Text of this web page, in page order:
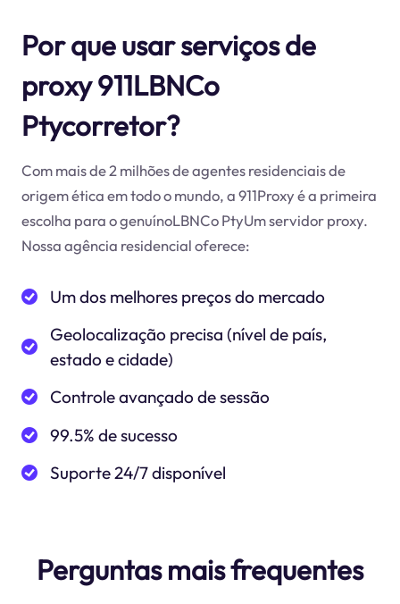
Por que usar serviços de
proxy 911LBNCo
Ptycorretor?
Com mais de 2 milhões de agentes residenciais de
origem ética em todo o mundo, a 911Proxy é a primeira
escolha para o genuínoLBNCo PtyUm servidor proxy.
Nossa agência residencial oferece:
Um dos melhores preços do mercado
Geolocalização precisa (nível de país,
estado e cidade)
Controle avançado de sessão
99.5% de sucesso
Suporte 24/7 disponível
Perguntas mais frequentes